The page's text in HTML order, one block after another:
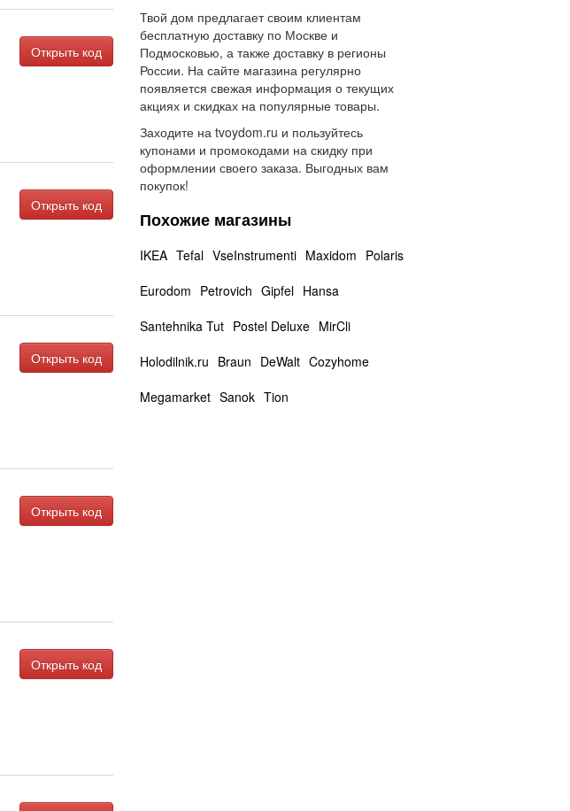
Открыть код
Открыть код
Открыть код
Открыть код
Открыть код
Твой дом предлагает своим клиентам
бесплатную доставку по Москве и
Подмосковью, а также доставку в регионы
России. На сайте магазина регулярно
появляется свежая информация о текущих
акциях и скидках на популярные товары.
Заходите на tvoydom.ru и пользуйтесь
купонами и промокодами на скидку при
оформлении своего заказа. Выгодных вам
покупок!
Похожие магазины
IKEA Tefal VseInstrumenti Maxidom Polaris
Eurodom Petrovich Gipfel Hansa
Santehnika Tut Postel Deluxe MirCli
Holodilnik.ru Braun DeWalt Cozyhome
Megamarket Sanok Tion